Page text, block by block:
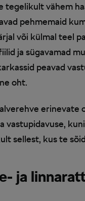
tegelikult vähem
pehmemaid
või külmal teel
ja sügavamad
peavad
oht.
erinevate
vastupidavuse,
sellest, kus te
ja